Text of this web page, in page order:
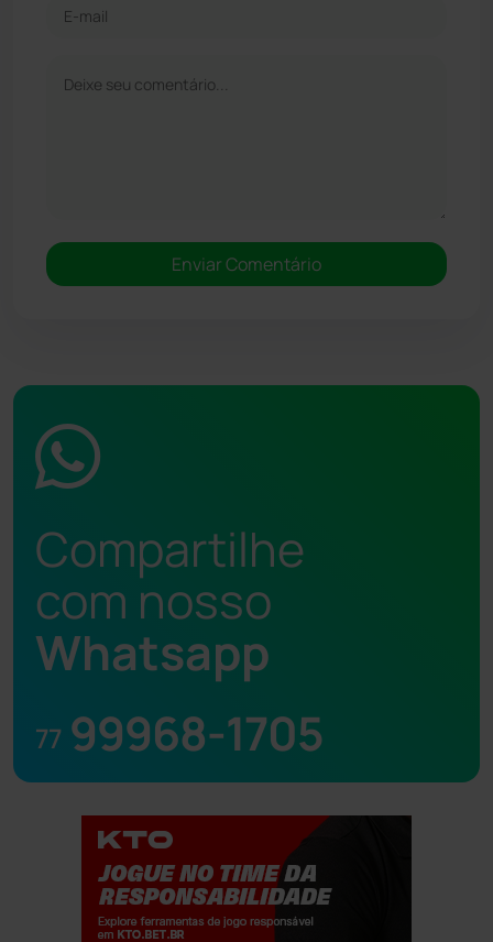
Compartilhe
com nosso
Whatsapp
77 99968-1705